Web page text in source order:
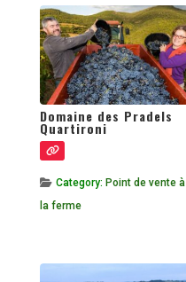
Domaine des Pradels
Quartironi
Category:Point de vente à
la ferme